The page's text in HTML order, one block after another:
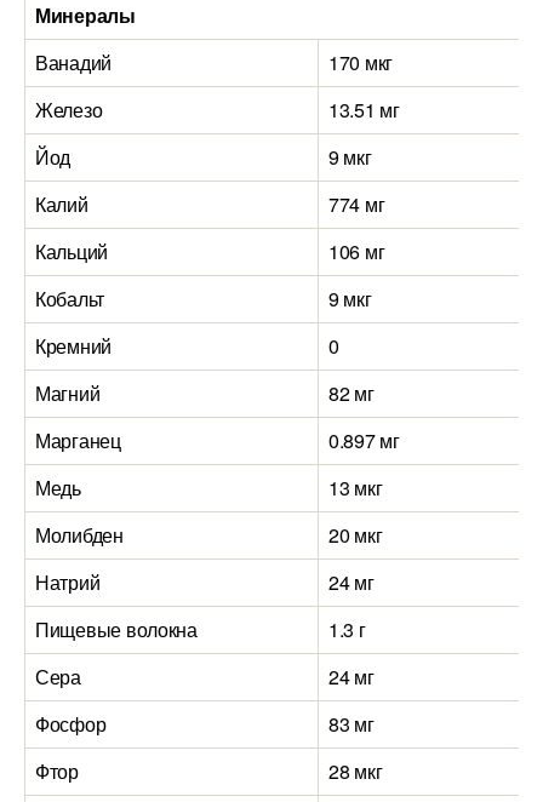
Минералы
Ванадий
170 мкг
Железо
13.51 мг
Йод
9 мкг
Калий
774 мг
Кальций
106 мг
Кобальт
9 мкг
Кремний
0
Магний
82 мг
Марганец
0.897 мг
Медь
13 мкг
Молибден
20 мкг
Натрий
24 мг
Пищевые волокна
1.3 г
Сера
24 мг
Фосфор
83 мг
Фтор
28 мкг